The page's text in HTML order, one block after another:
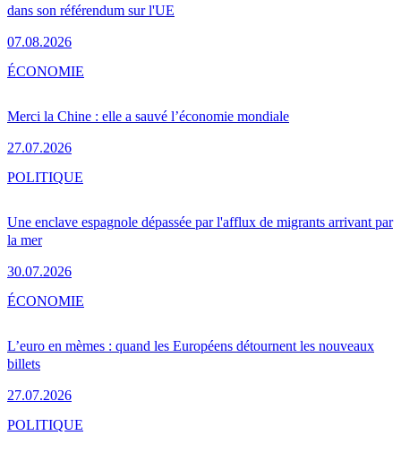
dans son référendum sur l'UE
07.08.2026
Merci la Chine : elle a sauvé l’économie mondiale
27.07.2026
ÉCONOMIE
Une enclave espagnole dépassée par l'afflux de migrants arrivant par
la mer
30.07.2026
POLITIQUE
L’euro en mèmes : quand les Européens détournent les nouveaux
billets
27.07.2026
ÉCONOMIE
POLITIQUE